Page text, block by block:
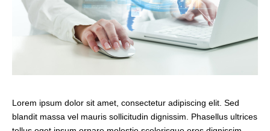
Lorem ipsum dolor sit amet, consectetur adipiscing elit. Sed
blandit massa vel mauris sollicitudin dignissim. Phasellus ultrices